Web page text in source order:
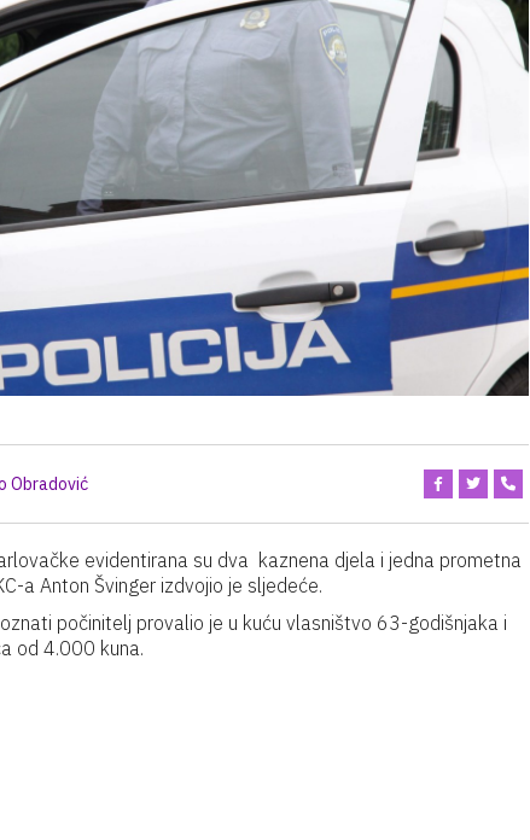
Obradović
evidentirana su dva kaznena djela i jedna prometna
a Anton Švinger izdvojio je sljedeće.
počinitelj provalio je u kuću vlasništvo 63-godišnjaka i
od 4.000 kuna.